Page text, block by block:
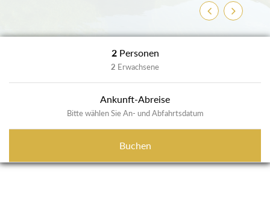
ZurückWeiter
2 Personen
2 Erwachsene
Ankunft-Abreise
Bitte wählen Sie An- und Abfahrtsdatum
Buchen